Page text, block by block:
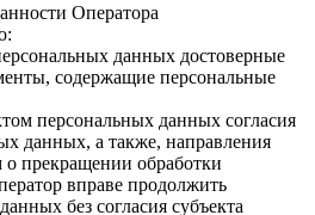
Оператора
данных достоверные
содержащие персональные
персональных данных согласия
данных, а также, направления
прекращении обработки
вправе продолжить
без согласия субъекта